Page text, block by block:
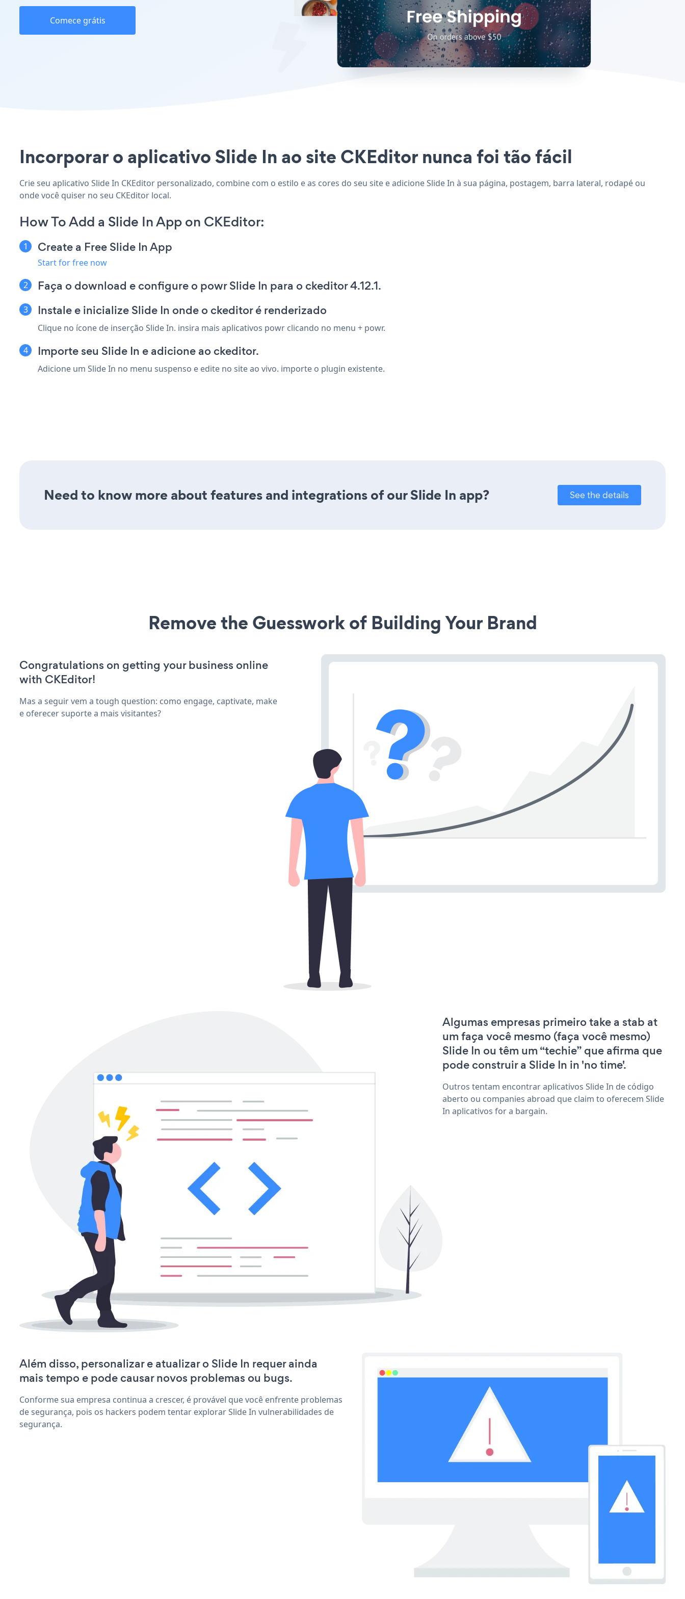
Comece grátis
Incorporar o aplicativo Slide In ao site CKEditor nunca foi tão fácil
Crie seu aplicativo Slide In CKEditor personalizado, combine com o estilo e as cores do seu site e adicione Slide In à sua página, postagem, barra lateral, rodapé ou
onde você quiser no seu CKEditor local.
How To Add a Slide In App on CKEditor:
Create a Free Slide In App
Start for free now
Faça o download e configure o powr Slide In para o ckeditor 4.12.1.
Instale e inicialize Slide In onde o ckeditor é renderizado
Clique no ícone de inserção Slide In. insira mais aplicativos powr clicando no menu + powr.
Importe seu Slide In e adicione ao ckeditor.
Adicione um Slide In no menu suspenso e edite no site ao vivo. importe o plugin existente.
Need to know more about features and integrations of our Slide In app? See the details
Remove the Guesswork of Building Your Brand
Congratulations on getting your business online
with CKEditor!
Mas a seguir vem a tough question: como engage, captivate, make
e oferecer suporte a mais visitantes?
Algumas empresas primeiro take a stab at
um faça você mesmo (faça você mesmo)
Slide In ou têm um “techie” que afirma que
pode construir a Slide In in 'no time'.
Outros tentam encontrar aplicativos Slide In de código
aberto ou companies abroad que claim to oferecem Slide
In aplicativos for a bargain.
Além disso, personalizar e atualizar o Slide In requer ainda
mais tempo e pode causar novos problemas ou bugs.
Conforme sua empresa continua a crescer, é provável que você enfrente problemas
de segurança, pois os hackers podem tentar explorar Slide In vulnerabilidades de
segurança.